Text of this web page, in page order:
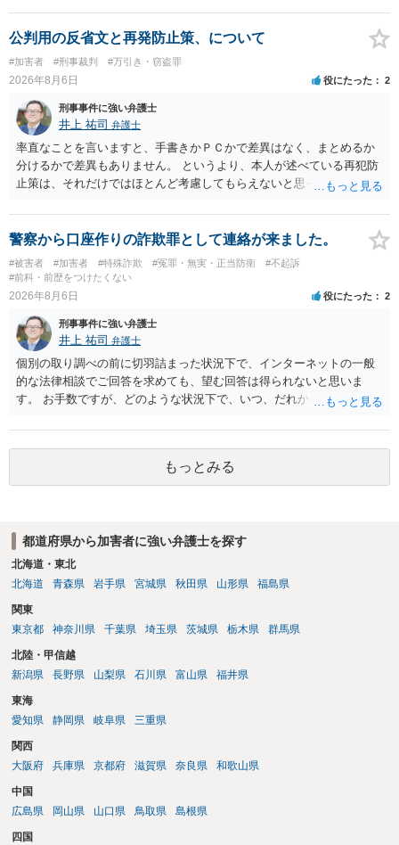
公判用の反省文と再発防止策、について
#加害者 #刑事裁判 #万引き・窃盗罪
2026年8月6日 役にたった 2
刑事事件に強い弁護士
井上 祐司 弁護士
率直なことを言いますと、手書きかＰＣかで差異はなく、まとめるか
分けるかで差異もありません。 というより、本人が述べている再犯防
止策は、それだけではほとんど考慮してもらえないと思った方が良い
やカウンセリング・治療の内容 ・利用している再犯防止策（例えば保
護観察所と連携した職業支援の内容や具体的な就労・監督状況） ・監
督者の証言 など、証拠で担保された客観性と実現可能性があるもので
なければあまり意味がありません。 もともと執行猶予が狙える事案で
あれば本人の反省の言葉だけで十分であり、実刑となるか微妙な事案
いうのが実感です。
警察から口座作りの詐欺罪として連絡が来ました。
#被害者 #加害者 #特殊詐欺 #冤罪・無実・正当防衛
#不起訴
#前科・前歴をつけたくない
2026年8月6日 役にたった 2
刑事事件に強い弁護士
井上 祐司 弁護士
個別の取り調べの前に切羽詰まった状況下で、インターネットの一般
的な法律相談でご回答を求めても、望む回答は得られないと思いま
す。 お手数ですが、どのような状況下で、いつ、だれからどのような
の程度だと聞いているのかということについて、お近くで詳細な法律
相談を受けられたうえで対処方法を探された方がよいと思われます。
一般論でいえば、任意取り調べの場合、ＩＣレコーダーを持参して取
り調べ内容を録音することは必須だと考えます。
もっとみる
都道府県から加害者に強い弁護士を探す
北海道・東北
北海道
青森県 岩手県 宮城県 秋田県 山形県 福島県
関東
東京都
神奈川県 千葉県 埼玉県 茨城県 栃木県 群馬県
北陸・甲信越
新潟県
長野県 山梨県 石川県 富山県 福井県
東海
愛知県
静岡県 岐阜県 三重県
関西
大阪府
兵庫県 京都府 滋賀県 奈良県 和歌山県
中国
広島県
岡山県 山口県 鳥取県 島根県
四国